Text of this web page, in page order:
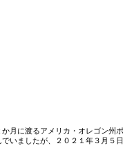
月に渡るアメリカ・オレゴン州
いましたが、２０２１年３月５